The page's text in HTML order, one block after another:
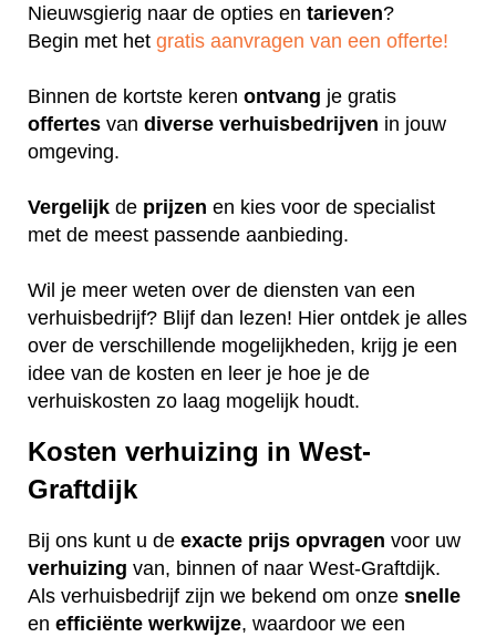
Nieuwsgierig naar de opties en tarieven?
Begin met het gratis aanvragen van een offerte!
Binnen de kortste keren ontvang je gratis
offertes van diverse verhuisbedrijven in jouw
omgeving.
Vergelijk de prijzen en kies voor de specialist
met de meest passende aanbieding.
Wil je meer weten over de diensten van een
verhuisbedrijf? Blijf dan lezen! Hier ontdek je alles
over de verschillende mogelijkheden, krijg je een
idee van de kosten en leer je hoe je de
verhuiskosten zo laag mogelijk houdt.
Kosten verhuizing in West-
Graftdijk
Bij ons kunt u de exacte prijs opvragen voor uw
verhuizing van, binnen of naar West-Graftdijk.
Als verhuisbedrijf zijn we bekend om onze snelle
en efficiënte werkwijze, waardoor we een